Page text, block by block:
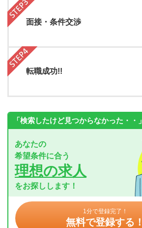
面接・条件交渉
転職成功!!
「検索したけど見つからなかった・・」
あなたの
希望条件に合う
理想の求人
をお探しします！
1分で登録完了！
無料で登録する！